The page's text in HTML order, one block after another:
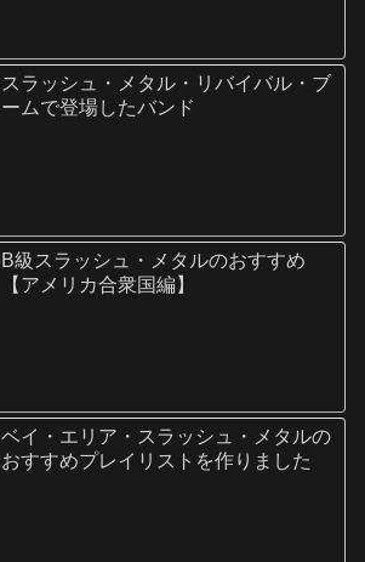
スラッシュ・メタル・リバイバル・ブ
ームで登場したバンド
B級スラッシュ・メタルのおすすめ
【アメリカ合衆国編】
ベイ・エリア・スラッシュ・メタルの
おすすめプレイリストを作りました